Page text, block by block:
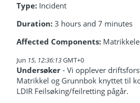
Type: Incident
Duration: 3 hours and 7 minutes
Affected Components:
Jun 15, 12:36:13GMT+0
Undersøker - Vi opplever
Matrikkel og Grunnbok knyttet til
LDIR Feilsøking/feilretting pågår.